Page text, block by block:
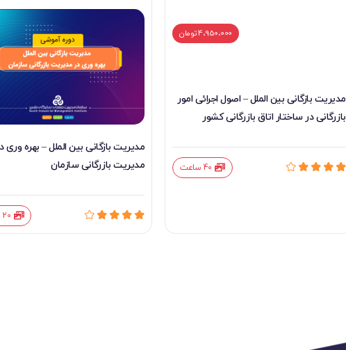
4،950،000 تومان
مدیریت بازگانی بین الملل – اصول اجرائی امور
بازرگانی در ساختار اتاق بازرگانی کشور
40 ساعت
مدیریت بازگانی بین الملل – بهره وری
مدیریت بازرگانی سازمان
20 ساعت